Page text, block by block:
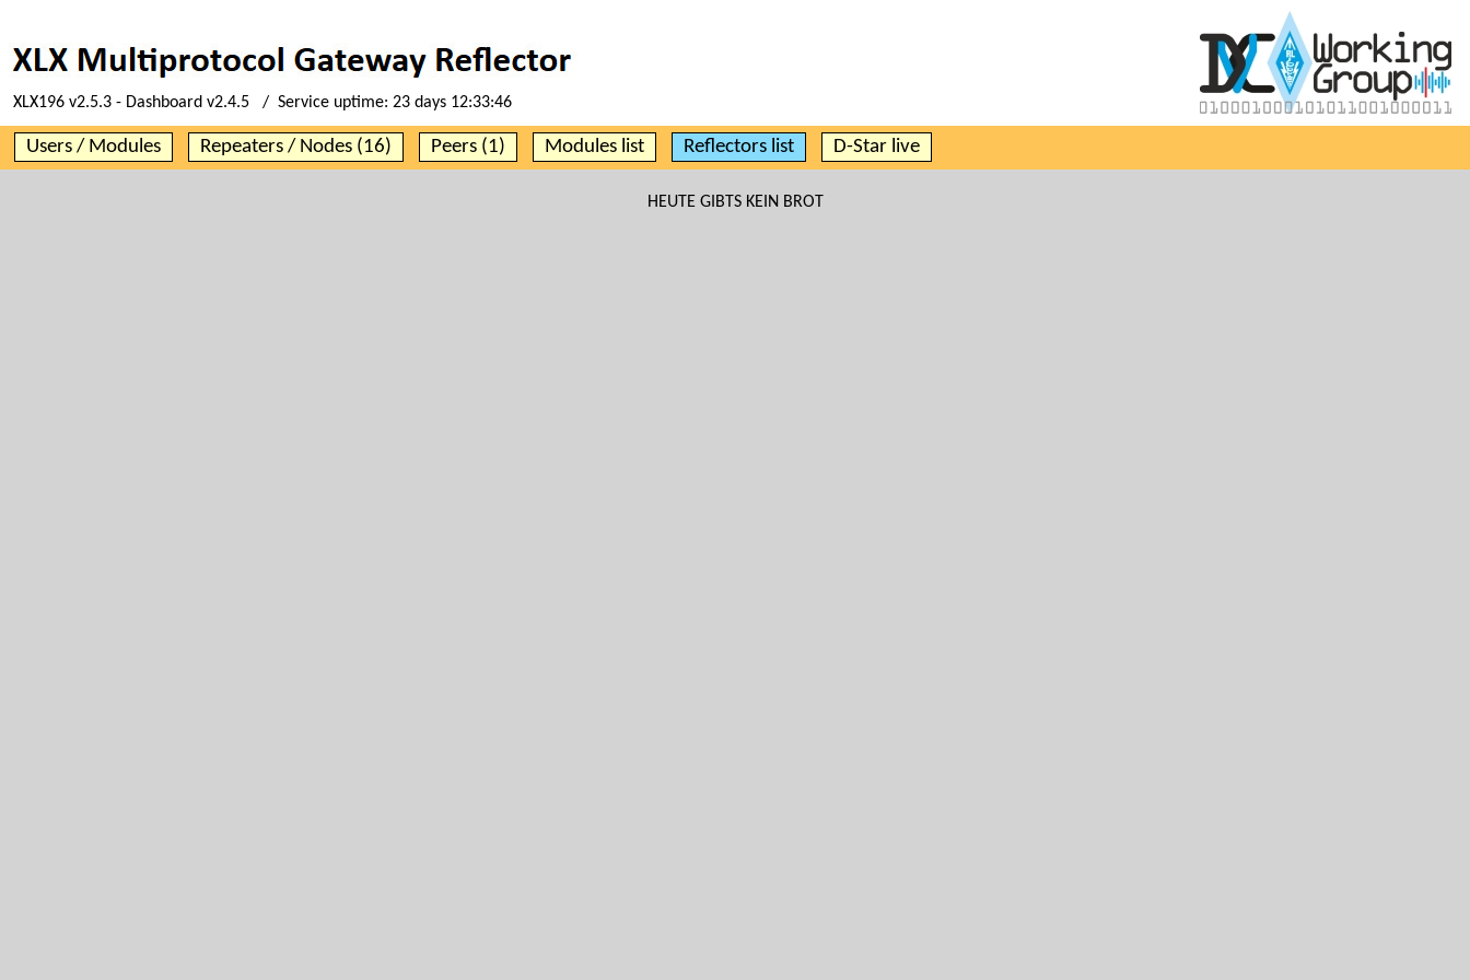
XLX196 v2.5.3 - Dashboard v2.4.5 / Service uptime: 23 days 12:33:46
Users / Modules Repeaters / Nodes (16) Peers (1) Modules list Reflectors list D-Star live
HEUTE GIBTS KEIN BROT